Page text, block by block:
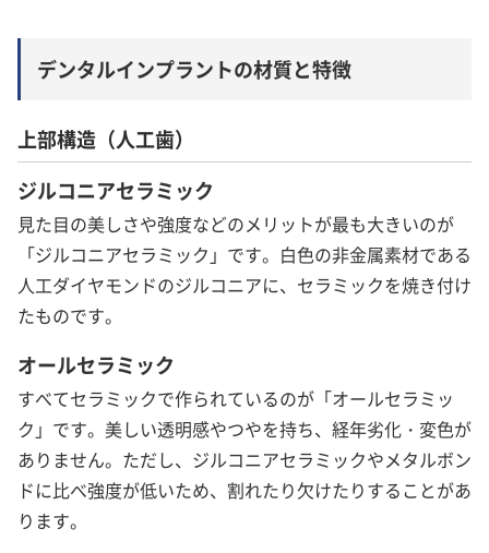
デンタルインプラントの材質と特徴
上部構造（人工歯）
ジルコニアセラミック
見た目の美しさや強度などのメリットが最も大きいのが
「ジルコニアセラミック」です。白色の非金属素材である
人工ダイヤモンドのジルコニアに、セラミックを焼き付け
たものです。
オールセラミック
すべてセラミックで作られているのが「オールセラミッ
ク」です。美しい透明感やつやを持ち、経年劣化・変色が
ありません。ただし、ジルコニアセラミックやメタルボン
ドに比べ強度が低いため、割れたり欠けたりすることがあ
ります。